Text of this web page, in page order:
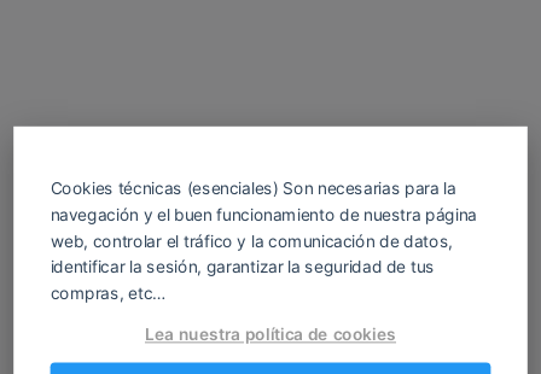
Descarga tu juego H gratis para Android y
Cookies técnicas (esenciales) Son necesarias para la
navegación y el buen funcionamiento de nuestra página
web, controlar el tráfico y la comunicación de datos,
identificar la sesión, garantizar la seguridad de tus
compras, etc…
Lea nuestra política de cookies